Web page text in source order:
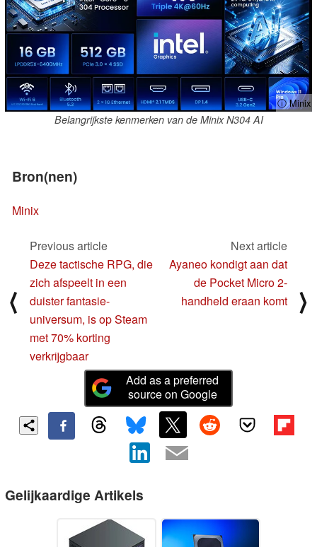
ⓘ Minix
Belangrijkste kenmerken van de Minix N304 AI
Bron(nen)
Minix
⟨
Previous article
Deze tactische RPG, die
zich afspeelt in een
duister fantasie-
universum, is op Steam
met 70% korting
verkrijgbaar
Next article
Ayaneo kondigt aan dat
de Pocket Micro 2-
handheld eraan komt
⟩
Add as a preferred
source on Google
Gelijkaardige Artikels